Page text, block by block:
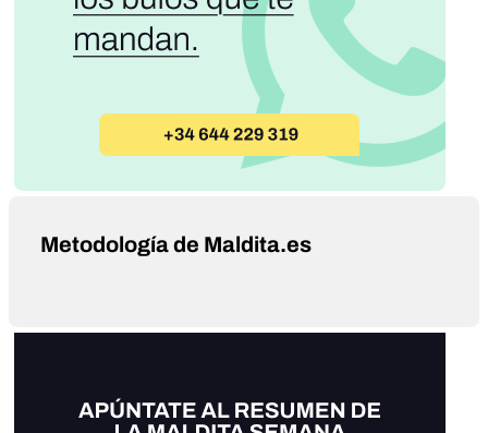
Metodología de Maldita.es